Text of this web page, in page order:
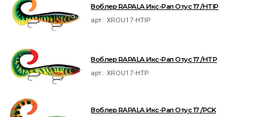
Воблер RAPALA Икс-Рап Отус 17 /HTIP
арт.:XROU17-HTIP
Воблер RAPALA Икс-Рап Отус 17 /HTP
арт.:XROU17-HTP
Воблер RAPALA Икс-Рап Отус 17 /PCK